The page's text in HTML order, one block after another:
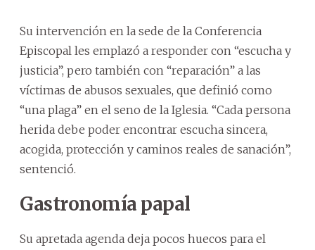
Su intervención en la sede de la Conferencia
Episcopal les emplazó a responder con “escucha y
justicia”, pero también con “reparación” a las
víctimas de abusos sexuales, que definió como
“una plaga” en el seno de la Iglesia. “Cada persona
herida debe poder encontrar escucha sincera,
acogida, protección y caminos reales de sanación”,
sentenció.
Gastronomía papal
Su apretada agenda deja pocos huecos para el